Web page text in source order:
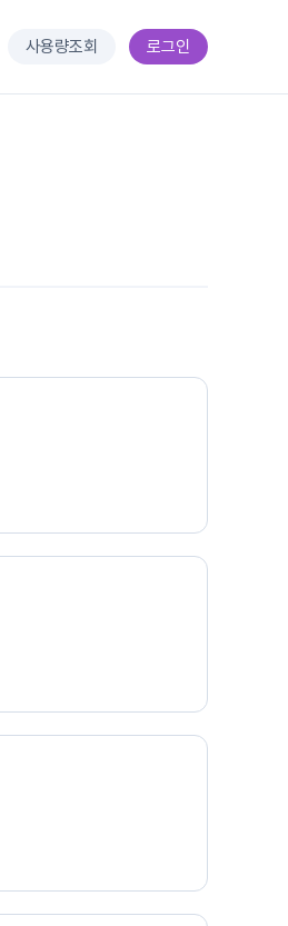
사용량조회 로그인